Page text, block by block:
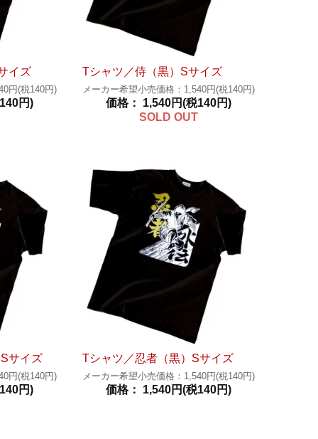
イズ
円(税140円)
円)
Tシャツ／侍（黒）Sサイズ
メーカー希望小売価格：1,540円(税140円)
価格： 1,540円(税140円)
SOLD OUT
サイズ
円(税140円)
円)
Tシャツ／忍者（黒）Sサイズ
メーカー希望小売価格：1,540円(税140円)
価格： 1,540円(税140円)